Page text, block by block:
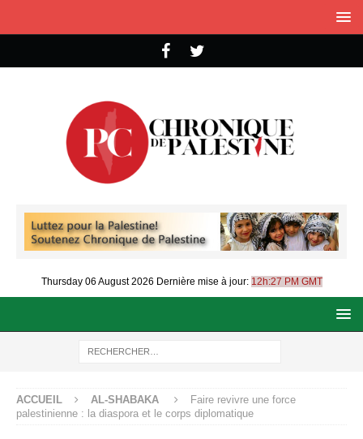
Thursday 06 August 2026 Dernière mise à jour: 12h:27 PM GMT
ACCUEIL AL-SHABAKA
Faire revivre une force
palestinienne : la diaspora et le corps diplomatique